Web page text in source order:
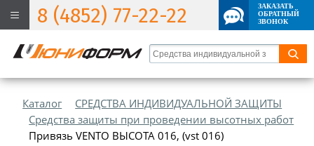
8 (4852) 77-22-22
ЗАКАЗАТЬ
ОБРАТНЫЙ
ЗВОНОК
Каталог
СРЕДСТВА ИНДИВИДУАЛЬНОЙ ЗАЩИТЫ
Средства защиты при проведении высотных работ
Привязь VENTO ВЫСОТА 016, (vst 016)